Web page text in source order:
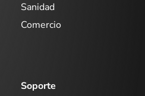
Sanidad
Comercio
Soporte